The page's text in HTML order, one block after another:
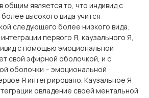
общим является то, что индивид с
высокого вида учится
следующего более низкого вида.
первого Я, каузального Я,
с помощью эмоциональной
свой эфирной оболочкой, и с
оболочки – эмоциональной
Я интегрировано. Каузальное Я
овладение своей ментальной